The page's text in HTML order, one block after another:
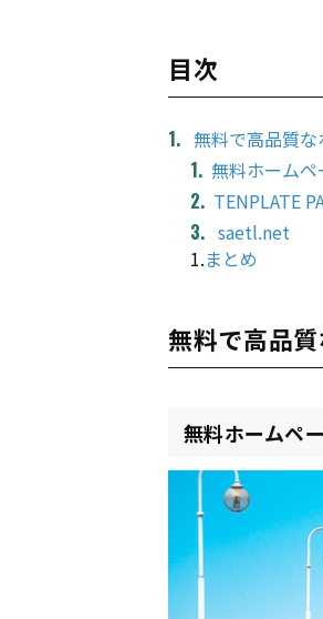
目次
無料で高品質
無料ホーム
TENPLATE
saetl.net
1.まとめ
無料で高品
無料ホームペ